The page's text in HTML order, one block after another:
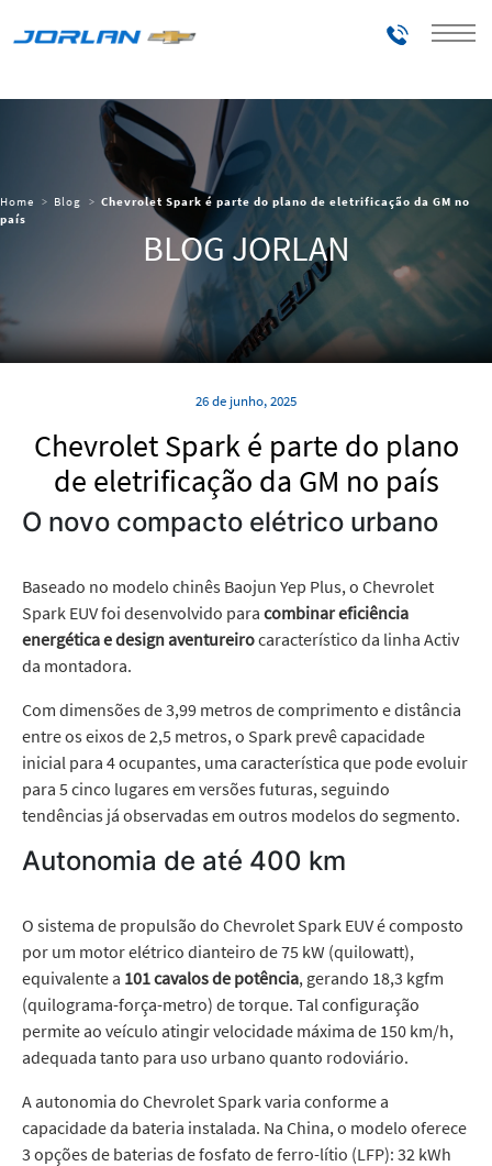
Telefones
Home Blog
Chevrolet Spark é parte do plano de eletrificação da GM no
país
BLOG JORLAN
26 de junho, 2025
Chevrolet Spark é parte do plano
de eletrificação da GM no país
O novo compacto elétrico urbano
Baseado no modelo chinês Baojun Yep Plus, o Chevrolet
Spark EUV foi desenvolvido para combinar eficiência
energética e design aventureirocaracterístico da linha Activ
da montadora.
Com dimensões de 3,99 metros de comprimento e distância
entre os eixos de 2,5 metros, o Spark prevê capacidade
inicial para 4 ocupantes, uma característica que pode evoluir
para 5 cinco lugares em versões futuras, seguindo
tendências já observadas em outros modelos do segmento.
Autonomia de até 400 km
O sistema de propulsão do Chevrolet Spark EUV é composto
por um motor elétrico dianteiro de 75 kW (quilowatt),
equivalente a 101 cavalos de potência, gerando 18,3 kgfm
(quilograma-força-metro) de torque. Tal configuração
permite ao veículo atingir velocidade máxima de 150 km/h,
adequada tanto para uso urbano quanto rodoviário.
A autonomia do Chevrolet Spark varia conforme a
capacidade da bateria instalada. Na China, o modelo oferece
3 opções de baterias de fosfato de ferro-lítio (LFP): 32 kWh